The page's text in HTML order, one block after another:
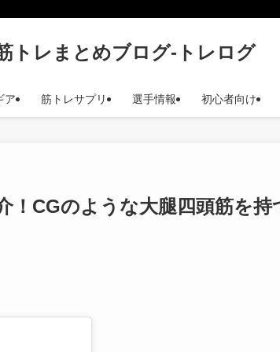
トレまとめブログ-トレログ
ア 筋トレサプリ 選手情報 初心者向け
！CGのような大腿四頭筋を持